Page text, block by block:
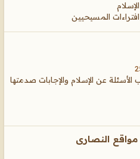
المسيحيين
عن الإسلام والإجابات صدمتها
النصارى